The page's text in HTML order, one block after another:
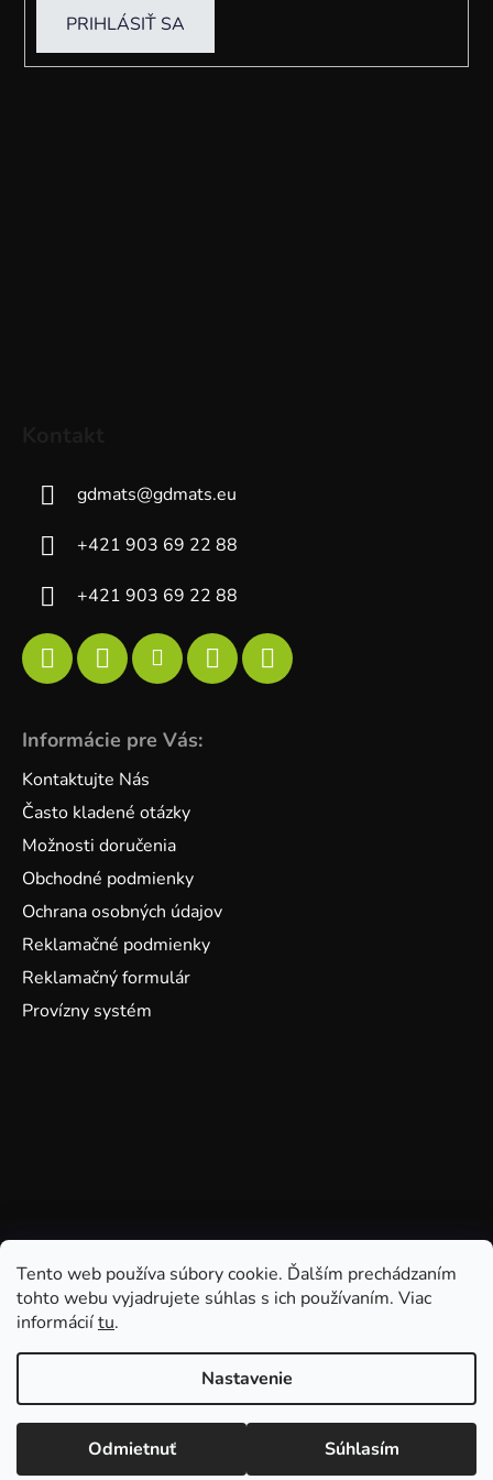
Tento web používa súbory cookie. Ďalším prechádzaním
tohto webu vyjadrujete súhlas s ich používaním. Viac
informáciítu.
Nastavenie
Odmietnuť Súhlasím
PRIHLÁSIŤ SA
gdmats@gdmats.eu
+421 903 69 22 88
+421 903 69 22 88
Informácie pre Vás:
Kontaktujte Nás
Často kladené otázky
Možnosti doručenia
Obchodné podmienky
Ochrana osobných údajov
Reklamačné podmienky
Reklamačný formulár
Provízny systém
Vytvoril Shoptet